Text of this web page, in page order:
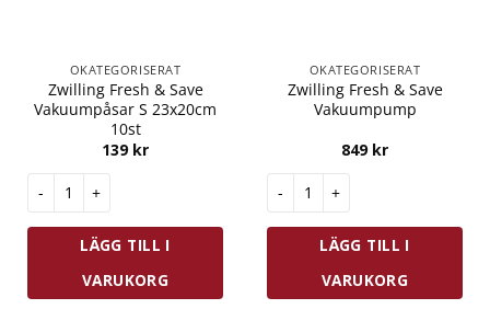
OKATEGORISERAT
Zwilling Fresh & Save
Vakuumpåsar S 23x20cm
10st
139 kr
Zwilling Fresh & Save Vakuumpåsar S 23x20cm 10st mängd
LÄGG TILL I
VARUKORG
OKATEGORISERAT
Zwilling Fresh & Save
Vakuumpump
849 kr
Zwilling Fresh & Save
LÄGG TILL I
VARUKORG